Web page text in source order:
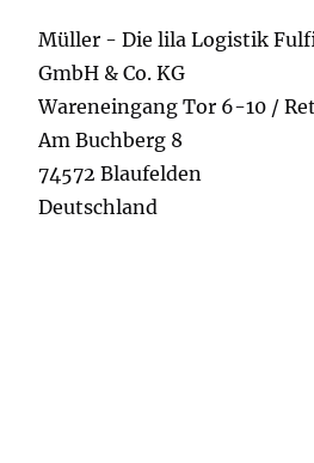
Müller - Die lila Logistik
GmbH & Co. KG
Wareneingang Tor 6-10 /
Am Buchberg 8
74572 Blaufelden
Deutschland